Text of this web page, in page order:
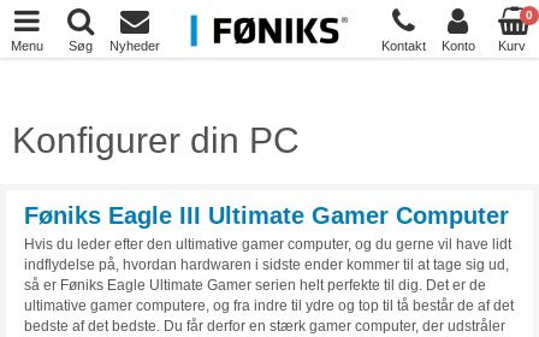
Menu Søg Nyheder Kontakt Konto
0
Kurv
Konfigurer din PC
Føniks Eagle III Ultimate Gamer Computer
Hvis du leder efter den ultimative gamer computer, og du gerne vil have lidt
indflydelse på, hvordan hardwaren i sidste ender kommer til at tage sig ud,
så er Føniks Eagle Ultimate Gamer serien helt perfekte til dig. Det er de
ultimative gamer computere, og fra indre til ydre og top til tå består de af det
bedste af det bedste. Du får derfor en stærk gamer computer, der udstråler